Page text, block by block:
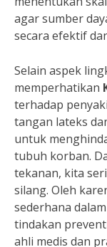
agar sumber
secara efektif
Selain aspek
memperhatikan
terhadap
tangan lateks
untuk
tubuh korban.
tekanan, kita
silang. Oleh
sederhana
tindakan
ahli medis dan